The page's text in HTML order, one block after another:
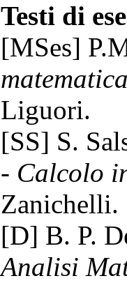
Testi di
[MSes]
matematica
Liguori.
[SS] S.
- Calcolo
Zanichelli.
[D] B. P.
Analisi